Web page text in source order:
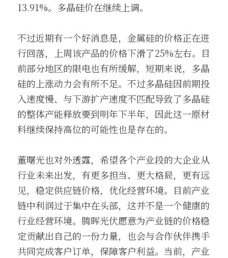
13.91%。多晶硅价在继续上调。
不过近期有一个好消息是，金属硅的价格正在进
行回落，上周该产品的价格下滑了25%左右。目
前部分地区的限电也有所缓解，短期来说，多晶
硅的上涨动力会有所不足。不过多晶硅因前期投
入速度慢、与下游扩产速度不匹配导致了多晶硅
的整体产能释放要到明年下半年，因此这一原材
料继续保持高位的可能性也是存在的。
董曙光也对外透露，希望各个产业段的大企业从
行业未来出发，有更多担当、更大格局，更有远
见，稳定供应链价格，优化经营环境。目前产业
链中利润过于集中在头部，这并不是一个健康的
行业经营环境。腾晖光伏愿意为产业链的价格稳
定贡献出自己的一份力量，也会与合作伙伴携手
共同完成客户订单，保障客户利益。当前，产业